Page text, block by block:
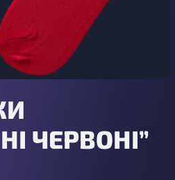
ЧЕРВОНІ”